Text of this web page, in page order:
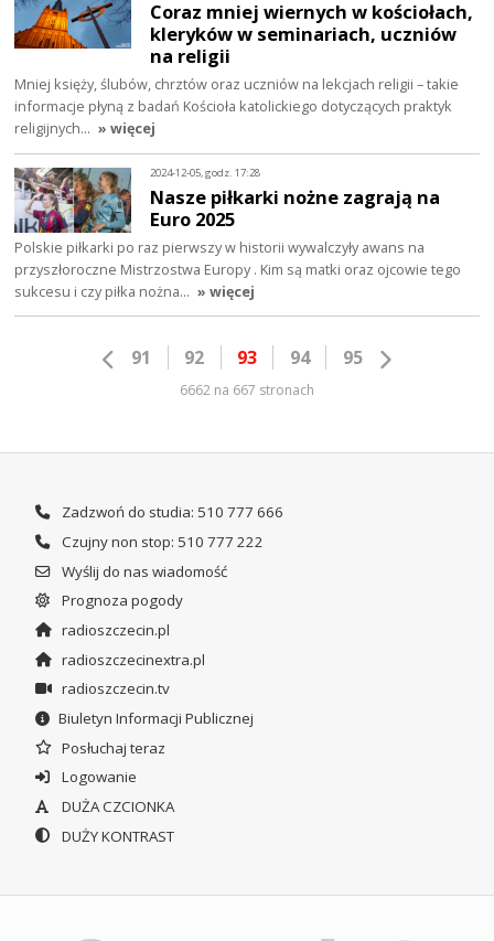
Coraz mniej wiernych w kościołach,
kleryków w seminariach, uczniów
na religii
Mniej księży, ślubów, chrztów oraz uczniów na lekcjach religii – takie
informacje płyną z badań Kościoła katolickiego dotyczących praktyk
religijnych… » więcej
2024-12-05, godz. 17:28
Nasze piłkarki nożne zagrają na
Euro 2025
Polskie piłkarki po raz pierwszy w historii wywalczyły awans na
przyszłoroczne Mistrzostwa Europy . Kim są matki oraz ojcowie tego
sukcesu i czy piłka nożna… » więcej
91 92 93 94 95
6662 na 667 stronach
Zadzwoń do studia: 510 777 666
Czujny non stop: 510 777 222
Wyślij do nas wiadomość
Prognoza pogody
radioszczecin.pl
radioszczecinextra.pl
radioszczecin.tv
Biuletyn Informacji Publicznej
Posłuchaj teraz
Logowanie
DUŻA CZCIONKA
DUŻY KONTRAST